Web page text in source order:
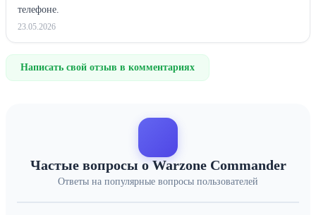
телефоне.
23.05.2026
Написать свой отзыв в комментариях
Частые вопросы о Warzone Commander
Ответы на популярные вопросы пользователей